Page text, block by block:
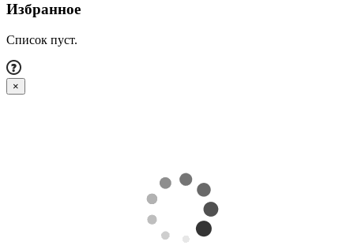
Избранное
Список пуст.
×